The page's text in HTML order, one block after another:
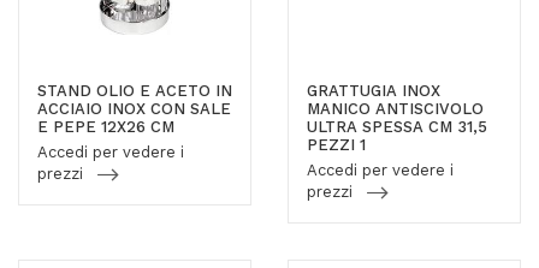
STAND OLIO E ACETO IN
ACCIAIO INOX CON SALE
E PEPE 12X26 CM
Accedi per vedere i
prezzi
GRATTUGIA INOX
MANICO ANTISCIVOLO
ULTRA SPESSA CM 31,5
PEZZI 1
Accedi per vedere i
prezzi